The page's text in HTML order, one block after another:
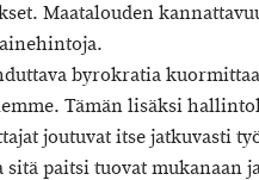
Maatalouden
byrokratia
Tämän lisäksi
joutuvat itse jatkuvasti
paitsi tuovat mukanaan